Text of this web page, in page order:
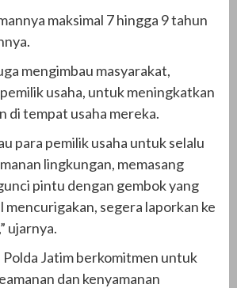
maksimal 7 hingga 9 tahun
mengimbau masyarakat,
usaha, untuk meningkatkan
di tempat usaha mereka.
para pemilik usaha untuk selalu
lingkungan, memasang
pintu dengan gembok yang
mencurigakan, segera laporkan ke
ujarnya.
Jatim berkomitmen untuk
dan kenyamanan